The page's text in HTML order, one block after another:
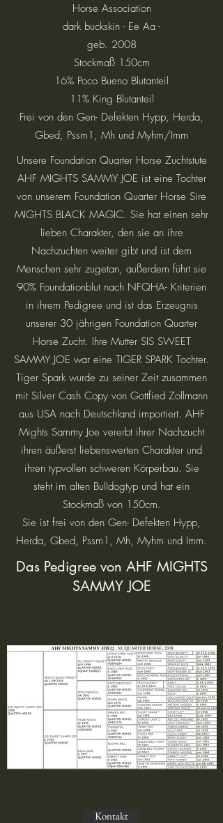
Kontakt
Horse Association
dark buckskin - Ee Aa -
geb. 2008
Stockmaß 150cm
16% Poco Bueno Blutanteil
11% King Blutanteil
Frei von den Gen- Defekten Hypp, Herda,
Gbed, Pssm1, Mh und Myhm/Imm
Unsere Foundation Quarter Horse Zuchtstute
AHF MIGHTS SAMMY JOE ist eine Tochter
von unserem Foundation Quarter Horse Sire
MIGHTS BLACK MAGIC. Sie hat einen sehr
lieben Charakter, den sie an ihre
Nachzuchten weiter gibt und ist dem
Menschen sehr zugetan, außerdem führt sie
90% Foundationblut nach NFQHA- Kriterien
in ihrem Pedigree und ist das Erzeugnis
unserer 30 jährigen Foundation Quarter
Horse Zucht. Ihre Mutter SIS SWEET
SAMMY JOE war eine TIGER SPARK Tochter.
Tiger Spark wurde zu seiner Zeit zusammen
mit Silver Cash Copy von Gottfied Zollmann
aus USA nach Deutschland importiert. AHF
Mights Sammy Joe vererbt ihrer Nachzucht
ihren äußerst liebenswerten Charakter und
ihren typvollen schweren Körperbau. Sie
steht im alten Bulldogtyp und hat ein
Stockmaß von 150cm.
Sie ist frei von den Gen- Defekten Hypp,
Herda, Gbed, Pssm1, Mh, Myhm und Imm.
Das Pedigree von AHF MIGHTS
SAMMY JOE